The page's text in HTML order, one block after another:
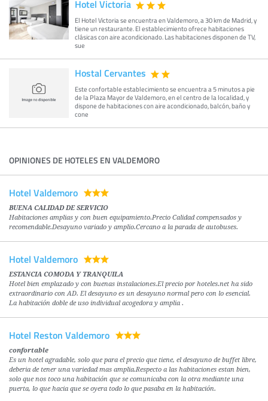
Hotel Victoria
El Hotel Victoria se encuentra en Valdemoro, a 30 km de Madrid, y
tiene un restaurante. El establecimiento ofrece habitaciones
clásicas con aire acondicionado. Las habitaciones disponen de TV,
sue
Hostal Cervantes
Este confortable establecimiento se encuentra a 5 minutos a pie
de la Plaza Mayor de Valdemoro, en el centro de la localidad, y
dispone de habitaciones con aire acondicionado, balcón, baño y
cone
OPINIONES DE HOTELES EN VALDEMORO
Hotel Valdemoro
BUENA CALIDAD DE SERVICIO
Habitaciones amplias y con buen equipamiento.Precio Calidad compensados y
recomendable.Desayuno variado y amplio.Cercano a la parada de autobuses.
Hotel Valdemoro
ESTANCIA COMODA Y TRANQUILA
Hotel bien emplazado y con buenas instalaciones.El precio por hoteles.net ha sido
extraordinario con AD. El desayuno es un desayuno normal pero con lo esencial.
La habitación doble de uso individual acogedora y amplia .
Hotel Reston Valdemoro
confortable
Es un hotel agradable, solo que para el precio que tiene, el desayuno de buffet libre,
deberia de tener una variedad mas amplia.Respecto a las habitaciones estan bien,
solo que nos toco una habitación que se comunicaba con la otra mediante una
puerta, lo que hacia que se oyera todo lo que pasaba en la habitación.